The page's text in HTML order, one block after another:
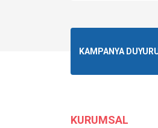
KAMPANYA
KURUMSAL